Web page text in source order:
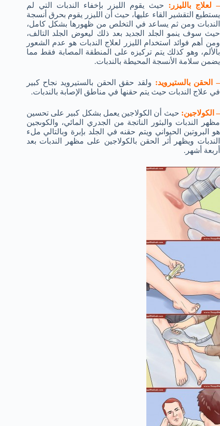
– لعلاج بالليزر: حيث يقوم الليزر بإخفاء الندبات التي لم
يستطيع التقشير القاء عليها، حيث أن الليزر يقوم بحرق أنسجة
الندبات ومن ثم يساعد في التخلص من ظهورها بشكل كامل،
حيث سوف ينمو الجلد الجديد بعد ذلك ليعوض الجلد التالف،
ومن أهم فوائد استخدام الليزر لعلاج الندبات هو عدم الشعور
بالألم، وهو كذلك يتم تركيزه على المنطقة المصابة فقط مما
يضمن سلامة الأنسجة المحيطة بالندبات.
– الحقن بالستيرويد: ولقد حقق الحقن بالستيرويد نجاح كبير
في علاج الندبات حيث يتم حقنها في مناطق الإصابة بالندبات.
– الكولاجين: حيث أن الكولاجين يعمل بشكل كبير على تحسين
مظهر الندبات والبثور الناتجة من الجدري المائي، والكوىجين
هو البروتين الحيواني ويتم حقنه في الجلد بإبرة وبالتالي ملء
الندبات ويظهر أثر الحقن بالكولاجين على مظهر الندبات بعد
أربعة أشهر.